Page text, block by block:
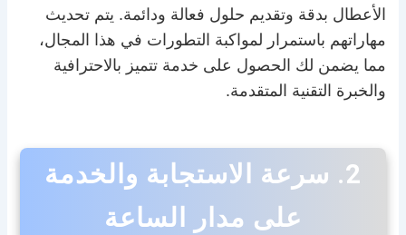
الأعطال بدقة وتقديم حلول فعالة ودائمة. يتم تحديث
مهاراتهم باستمرار لمواكبة التطورات في هذا المجال،
مما يضمن لك الحصول على خدمة تتميز بالاحترافية
والخبرة التقنية المتقدمة.
2. سرعة الاستجابة والخدمة
على مدار الساعة